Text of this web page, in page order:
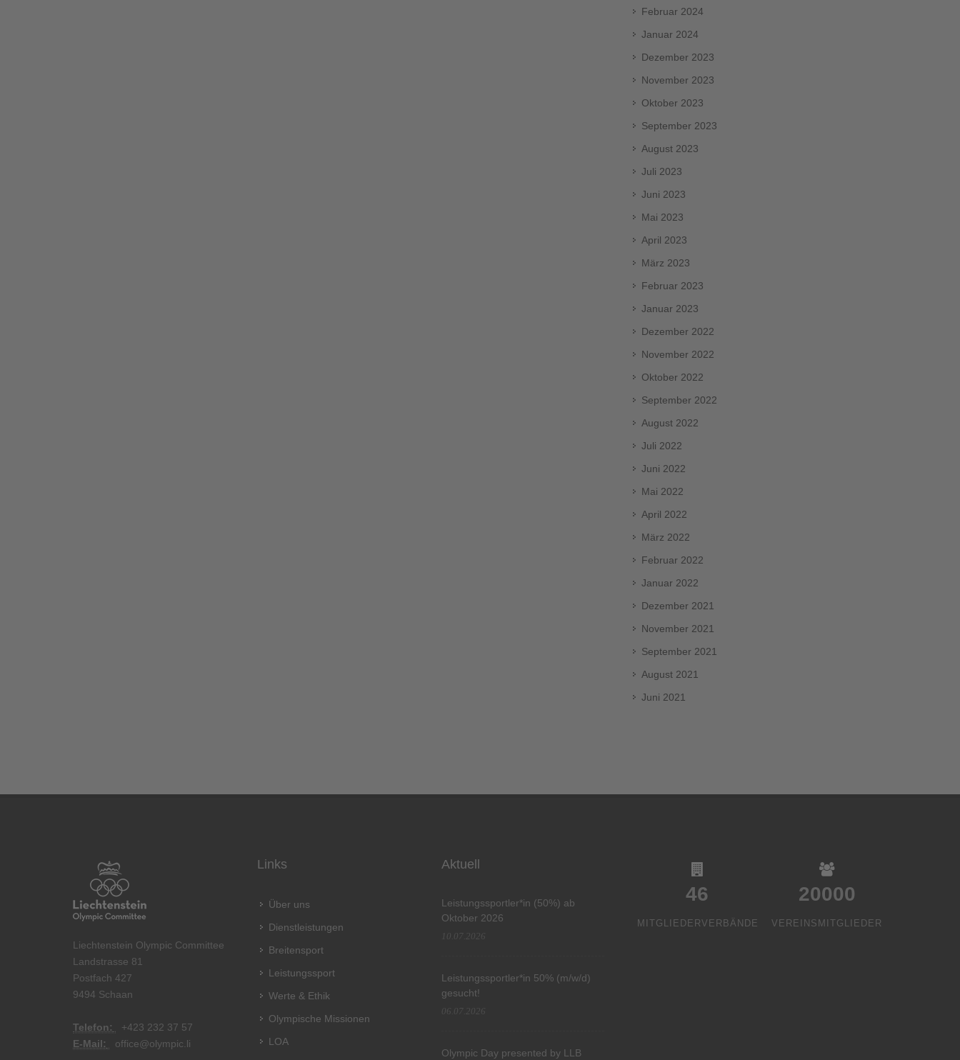
Februar 2024
Januar 2024
Dezember 2023
November 2023
Oktober 2023
September 2023
August 2023
Juli 2023
Juni 2023
Mai 2023
April 2023
März 2023
Februar 2023
Januar 2023
Dezember 2022
November 2022
Oktober 2022
September 2022
August 2022
Juli 2022
Juni 2022
Mai 2022
April 2022
März 2022
Februar 2022
Januar 2022
Dezember 2021
November 2021
September 2021
August 2021
Juni 2021
Liechtenstein Olympic Committee
Landstrasse 81
Postfach 427
9494 Schaan
Telefon: +423 232 37 57
E-Mail:
office@olympic.li
Links
Über uns
Dienstleistungen
Breitensport
Leistungssport
Werte & Ethik
Olympische Missionen
LOA
Aktuell
Leistungssportler*in (50%) ab
Oktober 2026
10.07.2026
Leistungssportler*in 50% (m/w/d)
gesucht!
06.07.2026
Olympic Day presented by LLB
46
MITGLIEDERVERBÄNDE
20000
VEREINSMITGLIEDER